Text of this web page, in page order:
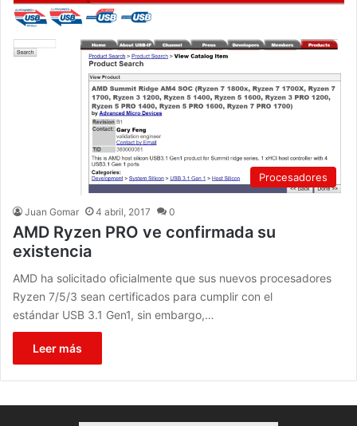
Procesadores
Juan Gomar 4 abril, 2017 0
AMD Ryzen PRO ve confirmada su
existencia
AMD ha solicitado oficialmente que sus nuevos procesadores
Ryzen 7/5/3 sean certificados para cumplir con el
estándar USB 3.1 Gen1, sin embargo,…
Leer más